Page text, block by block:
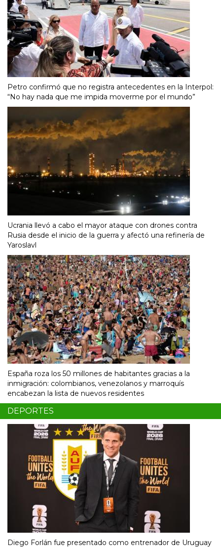
Petro confirmó que no registra antecedentes en la Interpol:
“No hay nada que me impida moverme por el mundo”
Ucrania llevó a cabo el mayor ataque con drones contra
Rusia desde el inicio de la guerra y afectó una refinería de
Yaroslavl
España roza los 50 millones de habitantes gracias a la
inmigración: colombianos, venezolanos y marroquís
encabezan la lista de nuevos residentes
DEPORTES
Diego Forlán fue presentado como entrenador de Uruguay